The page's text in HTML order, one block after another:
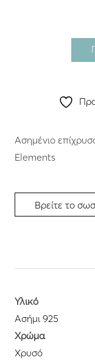
Ασημένιο
Βρείτε το
Υλικό
Ασήμι 925
Χρώμα
Χρυσό